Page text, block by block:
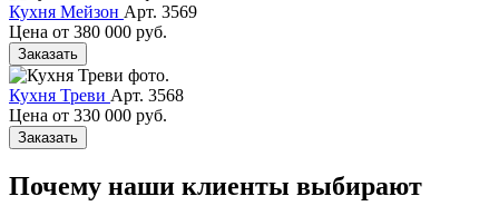
Кухня Мейзон Арт. 3569
Цена от 380 000 руб.
Заказать
Кухня Треви Арт. 3568
Цена от 330 000 руб.
Заказать
Почему наши клиенты выбирают